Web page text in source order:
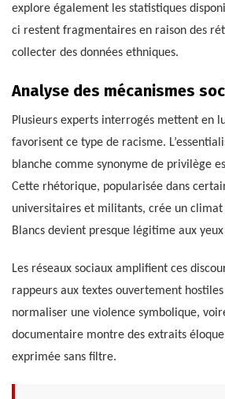
explore également les statistiques
ci restent fragmentaires en raison des
collecter des données ethniques.
Analyse des mécanismes
Plusieurs experts interrogés mettent en
favorisent ce type de racisme.
blanche comme synonyme de privilège
Cette rhétorique, popularisée dans
universitaires et militants, crée un climat
Blancs devient presque légitime aux
Les réseaux sociaux amplifient ces
rappeurs aux textes ouvertement
normaliser une violence symbolique,
documentaire montre des extraits
exprimée sans filtre.